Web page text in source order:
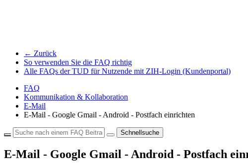
← Zurück
So verwenden Sie die FAQ richtig
Alle FAQs der TUD für Nutzende mit ZIH-Login (Kundenportal)
FAQ
Kommunikation & Kollaboration
E-Mail
E-Mail - Google Gmail - Android - Postfach einrichten
Schnellsuche
E-Mail - Google Gmail - Android - Postfach